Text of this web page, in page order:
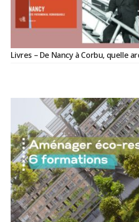
Livres – De Nancy à Corbu, quelle